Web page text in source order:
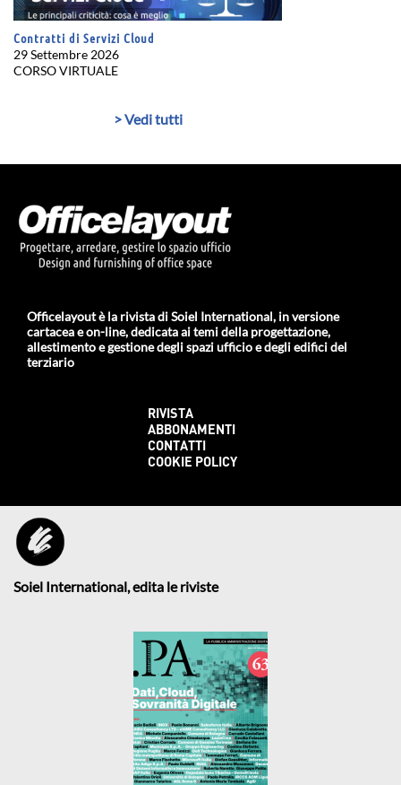
Contratti di Servizi Cloud
29 Settembre 2026
CORSO VIRTUALE
> Vedi tutti
Officelayout è la rivista di Soiel International, in versione
cartacea e on-line, dedicata ai temi della progettazione,
allestimento e gestione degli spazi ufficio e degli edifici del
terziario
RIVISTA
ABBONAMENTI
CONTATTI
COOKIE POLICY
Soiel International, edita le riviste